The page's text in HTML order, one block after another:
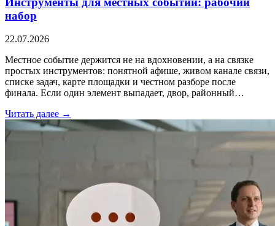
набор
22.07.2026
Местное событие держится не на вдохновении, а на связке
простых инструментов: понятной афише, живом канале связи,
списке задач, карте площадки и честном разборе после
финала. Если один элемент выпадает, двор, районный…
Читать далее →